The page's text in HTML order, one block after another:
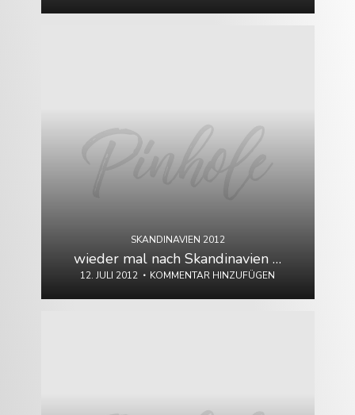
SKANDINAVIEN 2012
wieder mal nach Skandinavien …
12. JULI 2012 KOMMENTAR HINZUFÜGEN